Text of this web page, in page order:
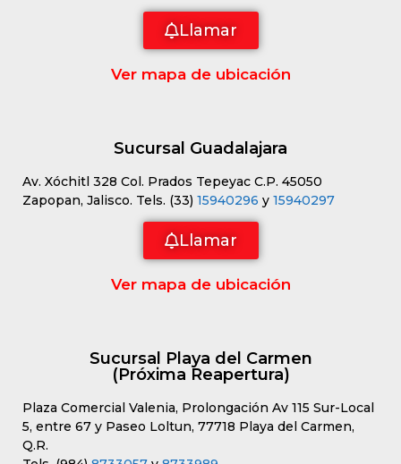
Llamar
Ver mapa de ubicación
Sucursal Guadalajara
Av. Xóchitl 328 Col. Prados Tepeyac C.P. 45050
Zapopan, Jalisco. Tels. (33) 15940296 y 15940297
Llamar
Ver mapa de ubicación
Sucursal Playa del Carmen
(Próxima Reapertura)
Plaza Comercial Valenia, Prolongación Av 115 Sur-Local
5, entre 67 y Paseo Loltun, 77718 Playa del Carmen,
Q.R.